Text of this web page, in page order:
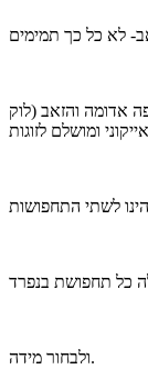
אדומה והזאב (לוק
ולבחור מידה.